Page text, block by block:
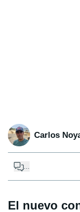
Carlos
El nuevo